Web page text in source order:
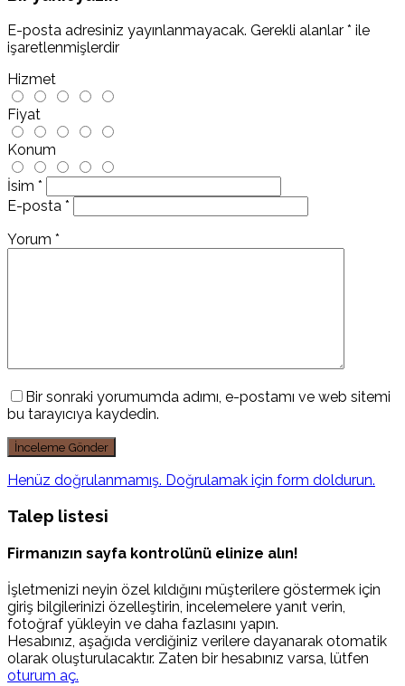
E-posta adresiniz yayınlanmayacak. Gerekli alanlar * ile
işaretlenmişlerdir
Hizmet
Fiyat
Konum
İsim *
E-posta *
Yorum *
Bir sonraki yorumumda adımı, e-postamı ve web sitemi
bu tarayıcıya kaydedin.
Henüz doğrulanmamış. Doğrulamak için form doldurun.
Talep listesi
Firmanızın sayfa kontrolünü elinize alın!
İşletmenizi neyin özel kıldığını müşterilere göstermek için
giriş bilgilerinizi özelleştirin, incelemelere yanıt verin,
fotoğraf yükleyin ve daha fazlasını yapın.
Hesabınız, aşağıda verdiğiniz verilere dayanarak otomatik
olarak oluşturulacaktır. Zaten bir hesabınız varsa, lütfen
oturum aç.